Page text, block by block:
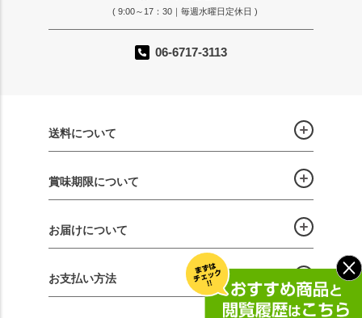
( 9:00～17：30｜毎週水曜日定休日 )
06-6717-3113
送料について
賞味期限について
お届けについて
お支払い方法